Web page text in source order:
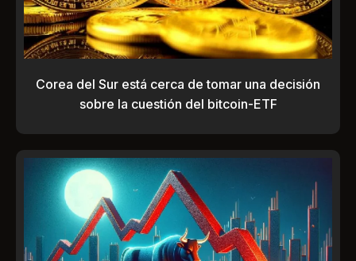
Corea del Sur está cerca de tomar una decisión
sobre la cuestión del bitcoin-ETF